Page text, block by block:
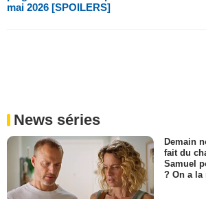
mai 2026 [SPOILERS]
News séries
Demain
fait du
Samuel
? On a la